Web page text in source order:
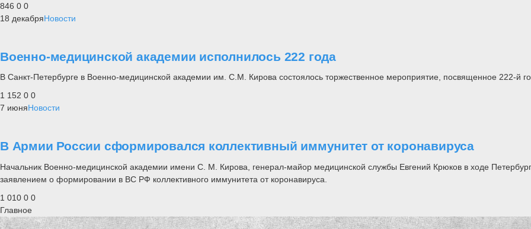
846 0 0
18 декабряНовости
Военно-медицинской академии исполнилось 222 года
В Санкт-Петербурге в Военно-медицинской академии им. С.М. Кирова состоялось торжественное мероприятие, посвященное 222-й
1 152 0 0
7 июняНовости
В Армии России сформировался коллективный иммунитет от коронавируса
Начальник Военно-медицинской академии имени С. М. Кирова, генерал-майор медицинской службы Евгений Крюков в ходе
заявлением о формировании в ВС РФ коллективного иммунитета от коронавируса.
1 010 0 0
Главное